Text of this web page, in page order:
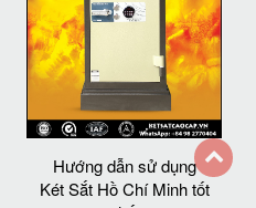
Hướng dẫn sử dụng
Két Sắt Hồ Chí Minh tốtback